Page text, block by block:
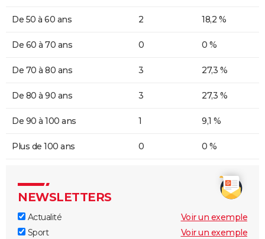
De 50 à 60 ans 2 18,2 %
De 60 à 70 ans 0 0 %
De 70 à 80 ans 3 27,3 %
De 80 à 90 ans 3 27,3 %
De 90 à 100 ans 1 9,1 %
Plus de 100 ans 0 0 %
NEWSLETTERS
Actualité
Voir un exemple
Sport
Voir un exemple